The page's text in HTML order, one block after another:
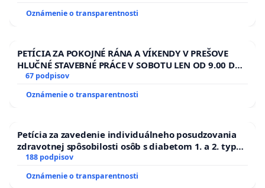
Oznámenie o transparentnosti
PETÍCIA ZA POKOJNÉ RÁNA A VÍKENDY V PREŠOVE
HLUČNÉ STAVEBNÉ PRÁCE V SOBOTU LEN OD 9.00 DO
13.00 HOD., CEZ PRACOVNÝ TÝŽDEŇ CIEĽ 8.00 – 18.00
ĎUMBIERSKEJ/MAGU
67 podpisov
Oznámenie o transparentnosti
Petícia za zavedenie individuálneho posudzovania
zdravotnej spôsobilosti osôb s diabetom 1. a 2. typu
pri prijímaní do Policajného zboru SR
188 podpisov
Oznámenie o transparentnosti